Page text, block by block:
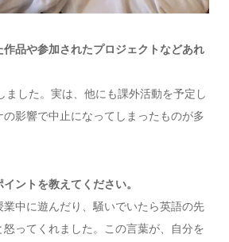
品や参加されたプロジェクトなどあれ
した。実は、他にも課外活動を予定し
影響で中止になってしまったものが多
ントを教えてください。
中に遊んだり、騒いでいたら英語の先
ってくれました。この言葉が、自分を